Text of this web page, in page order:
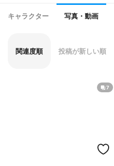
キャラクター 写真・動画
関連度順 投稿が新しい順
7